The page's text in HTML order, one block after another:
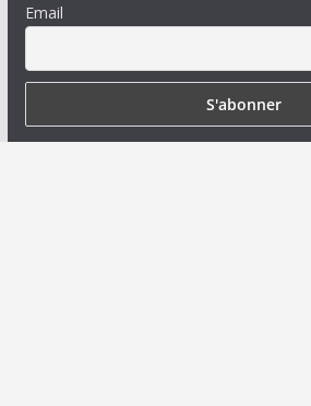
Email